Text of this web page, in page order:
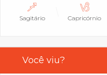
Sagitário Capricórnio
Você viu?